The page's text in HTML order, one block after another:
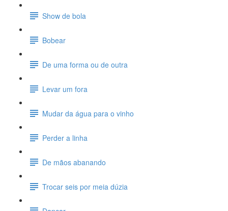
Show de bola
Bobear
De uma forma ou de outra
Levar um fora
Mudar da água para o vinho
Perder a linha
De mãos abanando
Trocar seis por meia dúzia